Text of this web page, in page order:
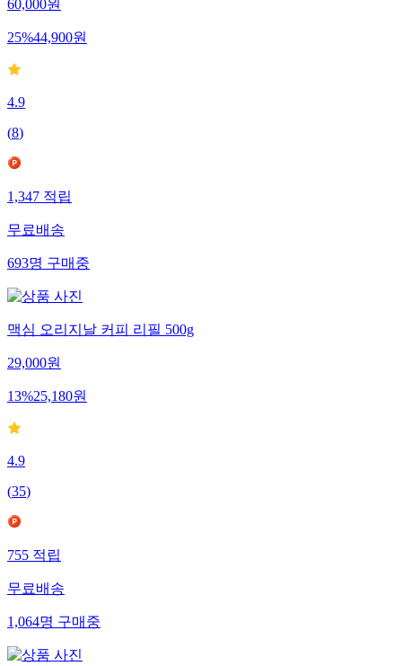
60,000원
25%44,900원
4.9
(8)
1,347적립
무료배송
693명구매중
맥심 오리지날 커피 리필 500g
29,000원
13%25,180원
4.9
(35)
755적립
무료배송
1,064명구매중